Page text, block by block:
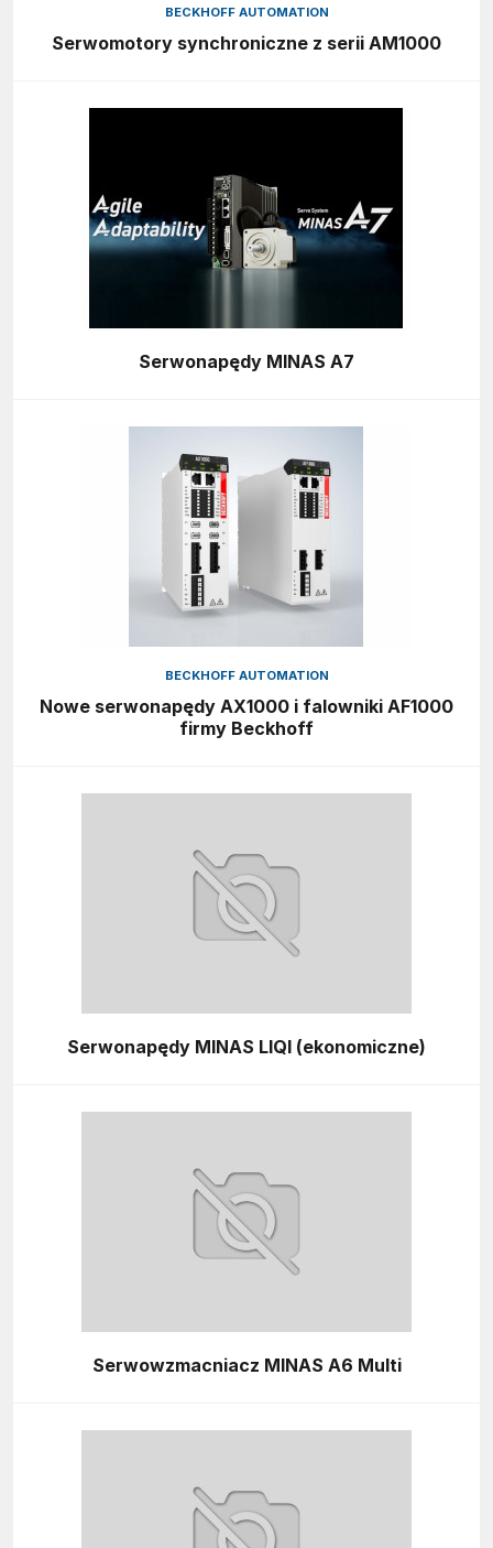
BECKHOFF AUTOMATION
Serwomotory synchroniczne z serii AM1000
Serwonapędy MINAS A7
BECKHOFF AUTOMATION
Nowe serwonapędy AX1000 i falowniki AF1000
firmy Beckhoff
Serwonapędy MINAS LIQI (ekonomiczne)
Serwowzmacniacz MINAS A6 Multi